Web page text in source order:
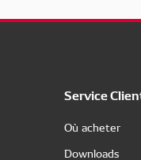
Service
Où acheter
Downloads